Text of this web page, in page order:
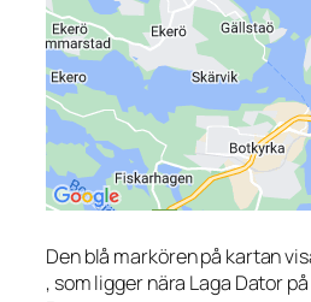
Den blå markören på kartan
, som ligger nära Laga Dator